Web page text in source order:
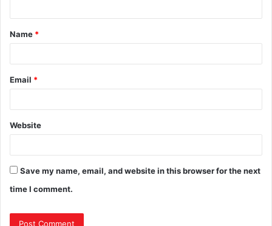
Name *
Email *
Website
Save my name, email, and website in this browser for the next
time I comment.